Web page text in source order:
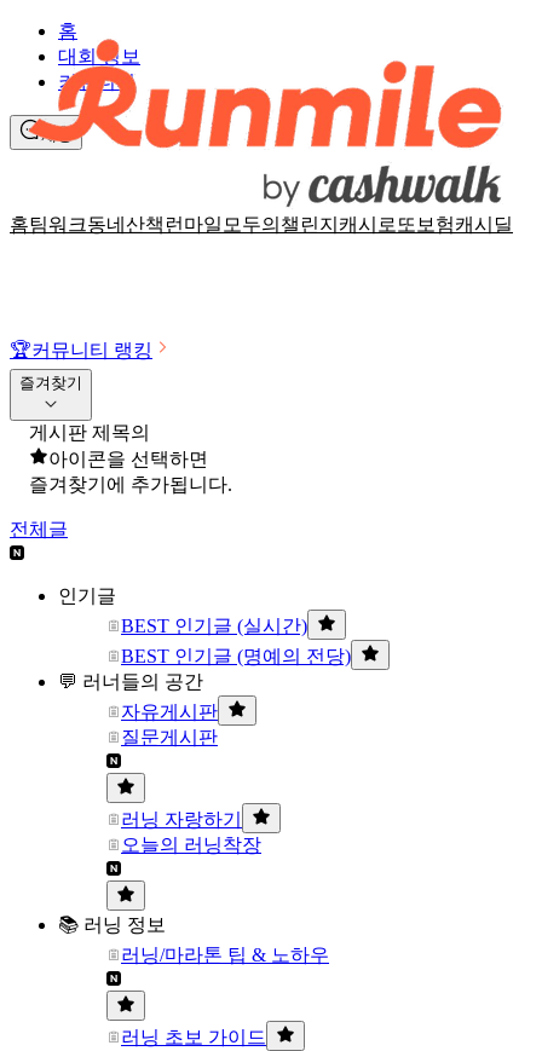
홈팀워크동네산책 런마일 모두의챌린지 캐시로또 보험캐시딜
홈
대회 정보
커뮤니티
채팅
🏆커뮤니티 랭킹
즐겨찾기
게시판 제목의
아이콘을 선택하면
즐겨찾기에 추가됩니다.
전체글
인기글
BEST 인기글 (실시간)
BEST 인기글 (명예의 전당)
💬 러너들의 공간
자유게시판
질문게시판
러닝 자랑하기
오늘의 러닝착장
📚 러닝 정보
러닝/마라톤 팁 & 노하우
러닝 초보 가이드